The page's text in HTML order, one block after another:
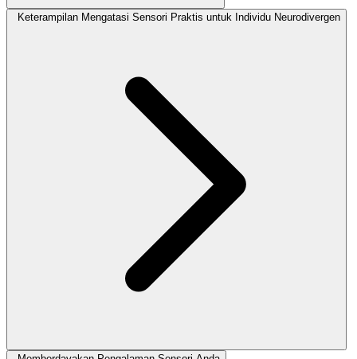
Keterampilan Mengatasi Sensori Praktis untuk Individu Neurodivergen